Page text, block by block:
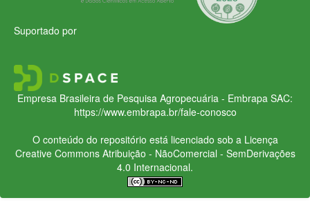
Suportado por
Empresa Brasileira de Pesquisa Agropecuária - Embrapa SAC:
https://www.embrapa.br/fale-conosco
O conteúdo do repositório está licenciado sob a Licença
Creative CommonsAtribuição - NãoComercial - SemDerivações
4.0 Internacional.